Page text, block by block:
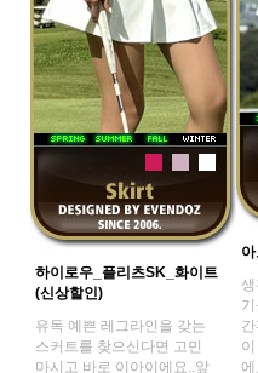
에
하이로우_플리츠SK_화이트
(신상할인)
유독 예쁜 레그라인을 갖는
스커트를 찾으신다면 고민
마시고 바로 이아이에요..앞